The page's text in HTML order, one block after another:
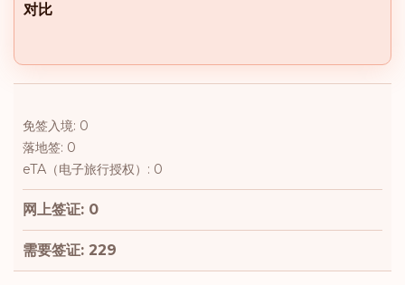
对比
免签入境: 0
落地签: 0
eTA（电子旅行授权）: 0
网上签证: 0
需要签证: 229